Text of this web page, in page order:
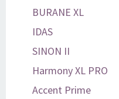
BURANE XL
IDAS
SINON II
Harmony XL PRO
Accent Prime